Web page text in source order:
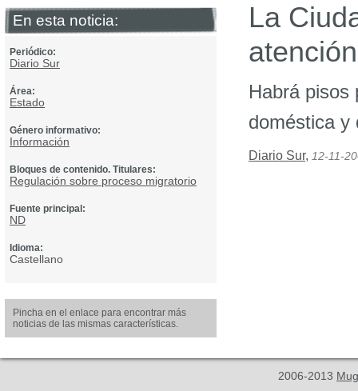
En esta noticia:
Periódico:
Diario Sur
Área:
Estado
Género informativo:
Información
Bloques de contenido. Titulares:
Regulación sobre proceso migratorio
Fuente principal:
ND
Idioma:
Castellano
Pincha en el enlace para encontrar más
noticias de las mismas características.
La
Habrá pisos
doméstica y
Diario Sur, 12-11-
2006-2013